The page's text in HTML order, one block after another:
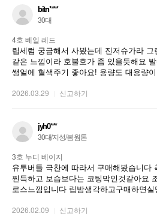
bitn****
30대
4호 베일 레드
립세럼 궁금해서 사봤는데 진저슈가라 그
같은 느낌이라 호불호가 좀 있을듯해요
쌩얼에 혈색주기 좋아요! 용량도 대용량
요ㅠㅠ 그래서 가지고 다니지는 않고 집에
합니당ㅎㅎ
2026.03.29 신고하기
jyh0***
30대/지성/봄 웜톤
3호 누디 베이지
유투버들 극찬에 따라서 구매해봤습니다 촉촉하기보다는
찐득하고 보습보다는 코팅막인것같아요 조금 좋은 립글
로스느낌입니다 립밤생각하고구매하면
2026.02.09 신고하기